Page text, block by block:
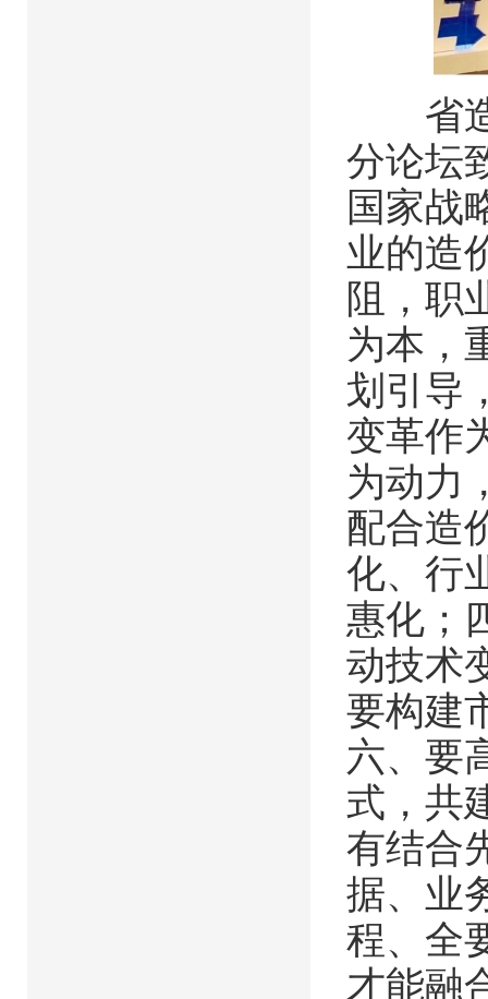
省造
分论坛
国家战
业的造
阻，职
为本，
划引导
变革作
为动力
配合造
化、行
惠化；
动技术
要构建
六、要
式，共
有结合
据、业
程、全
才能融